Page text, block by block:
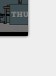
更進